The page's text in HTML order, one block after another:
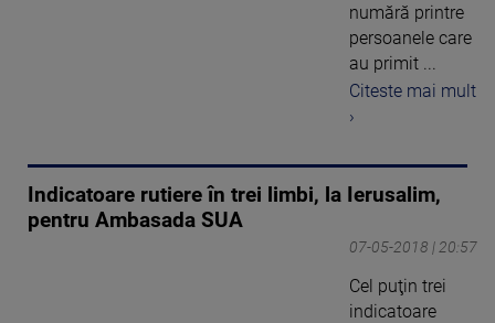
numără printre
persoanele care
au primit ...
Citeste mai mult
›
Indicatoare rutiere în trei limbi, la Ierusalim,
pentru Ambasada SUA
07-05-2018 | 20:57
Cel puţin trei
indicatoare